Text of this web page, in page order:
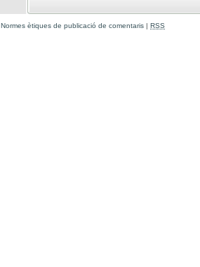
Normes ètiques de publicació de comentaris | RSS